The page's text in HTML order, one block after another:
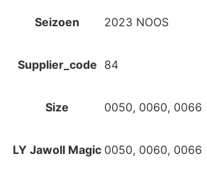
Seizoen 2023 NOOS
Supplier_code 84
Size 0050, 0060, 0066
LY Jawoll Magic 0050, 0060, 0066